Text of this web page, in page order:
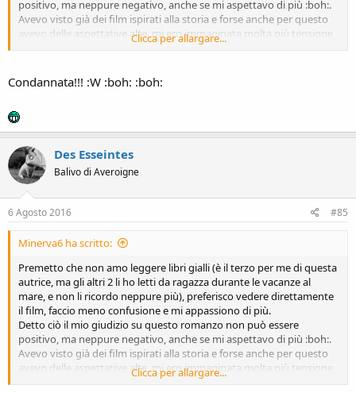
positivo, ma neppure negativo, anche se mi aspettavo di più :boh:.
Avevo visto già dei film ispirati alla storia e forse anche per questo
avevo delle aspettative alte, mi ero immaginata molta più tensione
e un ritmo più avvincente, invece ho trovato un po' piatta la
Amanti del genere, non condannatemi :wink:.
Clicca per allargare...
Condannata!!! :W :boh: :boh:
Des Esseintes
Balivo di Averoigne
6 Agosto 2016 #85
Minerva6 ha scritto:
Premetto che non amo leggere libri gialli (è il terzo per me di questa
autrice, ma gli altri 2 li ho letti da ragazza durante le vacanze al
mare, e non li ricordo neppure più), preferisco vedere direttamente
il film, faccio meno confusione e mi appassiono di più.
Detto ciò il mio giudizio su questo romanzo non può essere
positivo, ma neppure negativo, anche se mi aspettavo di più :boh:.
Avevo visto già dei film ispirati alla storia e forse anche per questo
avevo delle aspettative alte, mi ero immaginata molta più tensione
e un ritmo più avvincente, invece ho trovato un po' piatta la
Clicca per allargare...